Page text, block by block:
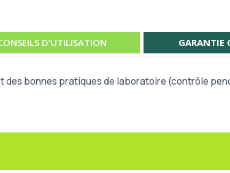
D’UTILISATION GARANTIE
bonnes pratiques de laboratoire (contrôle